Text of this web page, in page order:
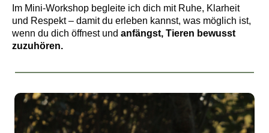
Im Mini-Workshop begleite ich dich mit Ruhe, Klarheit
und Respekt – damit du erleben kannst, was möglich ist,
wenn du dich öffnest und anfängst, Tieren bewusst
zuzuhören.